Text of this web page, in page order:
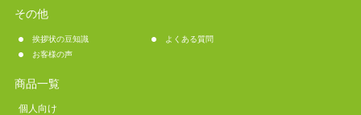
その他
挨拶状の豆知識
よくある質問
お客様の声
商品一覧
個人向け